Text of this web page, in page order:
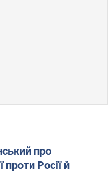
про
проти Росії й